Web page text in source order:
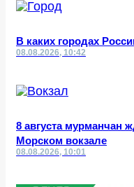
В каких городах
08.08.2026, 10:42
8 августа мурманчан
Морском вокзале
08.08.2026, 10:01